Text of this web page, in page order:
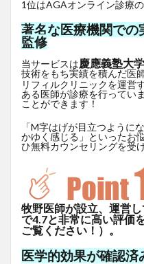
1位はAGAオンライン診療
著名な医療機関での
監修
当サービスは慶應義塾大
技術をもち実績を積んだ医
リフィルクリニックを運営
ある医師が診療を行ってい
ことができます！
「M字はげが目立つように
かゆく感じる」といったお
ひ無料カウンセリングを受
牧野医師が設立、運営
で4.7と非常に高い評価
ご覧ください！）。
医学的効果が確認済